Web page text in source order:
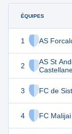
ÉQUIPES
1 AS
2
AS St
3 FC de
4 FC Malijai